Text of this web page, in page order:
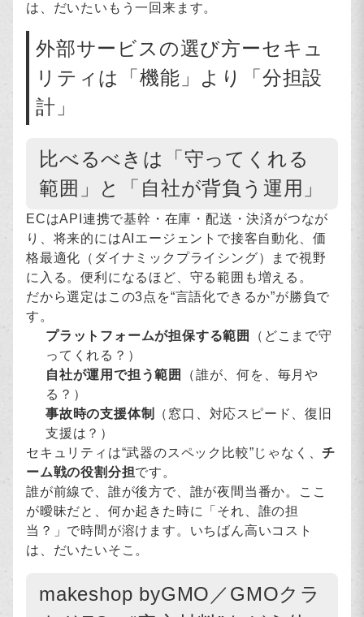
は、だいたいもう一回来ます。
外部サービスの選び方ーセキュ
リティは「機能」より「分担設
計」
比べるべきは「守ってくれる
範囲」と「自社が背負う運用」
ECはAPI連携で基幹・在庫・配送・決済がつなが
り、将来的にはAIエージェントで接客自動化、価
格最適化（ダイナミックプライシング）まで視野
に入る。便利になるほど、守る範囲も増える。
だから選定はこの3点を“言語化できるか”が勝負で
す。
プラットフォームが担保する範囲
（どこまで守
ってくれる？）
自社が運用で担う範囲
（誰が、何を、毎月や
る？）
事故時の支援体制
（窓口、対応スピード、復旧
支援は？）
セキュリティは“武器のスペック比較”じゃなく、チ
ーム戦の役割分担です。
誰が前線で、誰が後方で、誰が夜間当番か。ここ
が曖昧だと、何か起きた時に「それ、誰の担
当？」で時間が溶けます。いちばん高いコスト
は、だいたいそこ。
makeshop byGMO／GMOクラ